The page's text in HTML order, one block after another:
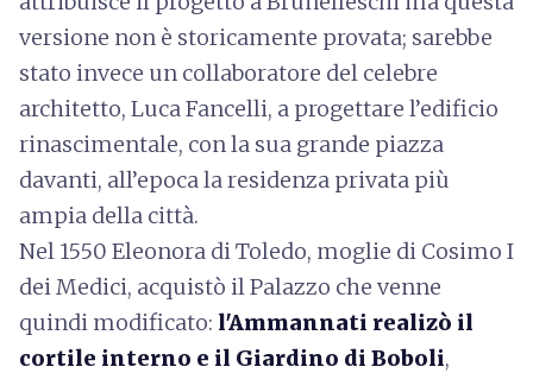
versione non è storicamente provata; sarebbe
stato invece un collaboratore del celebre
architetto, Luca Fancelli, a progettare l’edificio
rinascimentale, con la sua grande piazza
davanti, all’epoca la residenza privata più
ampia della città.
Nel 1550 Eleonora di Toledo, moglie di Cosimo I
dei Medici, acquistò il Palazzo che venne
quindi modificato: l'Ammannati realizò il
cortile interno e il Giardino di Boboli,